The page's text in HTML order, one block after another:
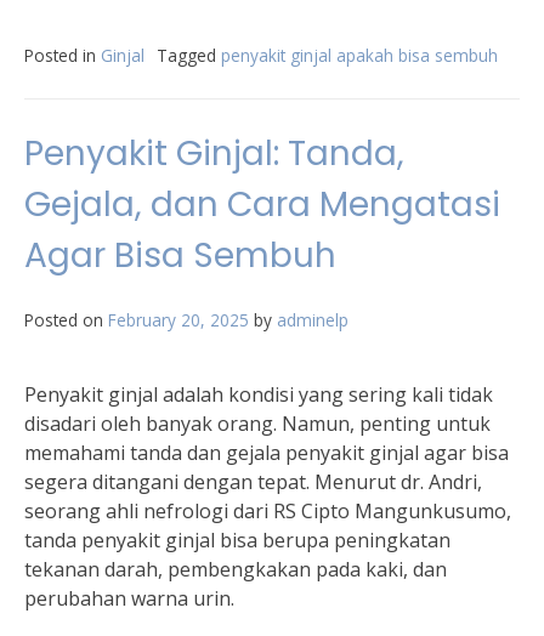
Posted in Ginjal Tagged penyakit ginjal apakah bisa sembuh
Penyakit Ginjal: Tanda,
Gejala, dan Cara Mengatasi
Agar Bisa Sembuh
Posted on February 20, 2025 by adminelp
Penyakit ginjal adalah kondisi yang sering kali tidak
disadari oleh banyak orang. Namun, penting untuk
memahami tanda dan gejala penyakit ginjal agar bisa
segera ditangani dengan tepat. Menurut dr. Andri,
seorang ahli nefrologi dari RS Cipto Mangunkusumo,
tanda penyakit ginjal bisa berupa peningkatan
tekanan darah, pembengkakan pada kaki, dan
perubahan warna urin.